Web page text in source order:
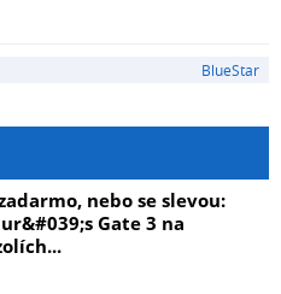
BlueStar
nebo se slevou:
Gate 3 na